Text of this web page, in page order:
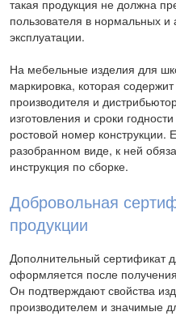
такая продукция не должна
пользователя в нормальных и
эксплуатации.
На мебельные изделия для
маркировка, которая
производителя и
изготовления и сроки
ростовой номер конструкции.
разобранном виде, к ней
инструкция по сборке.
Добровольная
продукции
Дополнительный сертификат
оформляется после
Он подтверждают свойства
производителем и значимые